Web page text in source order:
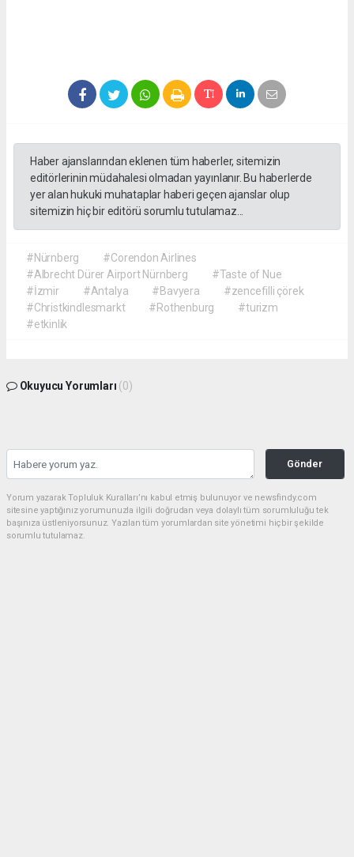
Haber ajanslarından eklenen tüm haberler, sitemizin
editörlerinin müdahalesi olmadan yayınlanır. Bu haberlerde
yer alan hukuki muhataplar haberi geçen ajanslar olup
sitemizin hiç bir editörü sorumlu tutulamaz...
#Nürnberg
#Corendon Airlines
#Albrecht Dürer Airport Nürnberg
#Taste of Nue
#İzmir
#Antalya #Bavyera
#zencefilli çörek
#Christkindlesmarkt
#Rothenburg
#turizm
#etkinlik
Okuyucu Yorumları (0)
Gönder
Yorum yazarak Topluluk Kuralları’nı kabul etmiş bulunuyor ve newsfindy.com
sitesine yaptığınız yorumunuzla ilgili doğrudan veya dolaylı tüm sorumluluğu tek
başınıza üstleniyorsunuz. Yazılan tüm yorumlardan site yönetimi hiçbir şekilde
sorumlu tutulamaz.